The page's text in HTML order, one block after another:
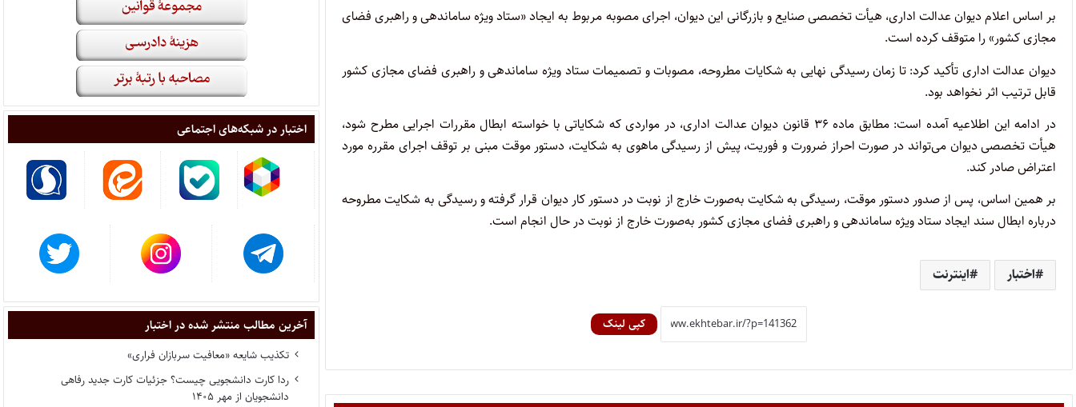
بر اساس اعلام دیوان عدالت اداری، هیأت تخصصی صنایع و بازرگانی این دیوان، اجرای مصوبه مربوط به ایجاد «ستاد ویژه ساماندهی و راهبری فضای
مجازی کشور» را متوقف کرده است.
دیوان عدالت اداری تأکید کرد: تا زمان رسیدگی نهایی به شکایات مطروحه، مصوبات و تصمیمات ستاد ویژه ساماندهی و راهبری فضای مجازی کشور
قابل ترتیب اثر نخواهد بود.
در ادامه این اطلاعیه آمده است: مطابق ماده ۳۶ قانون دیوان عدالت اداری، در مواردی که شکایاتی با خواسته ابطال مقررات اجرایی مطرح شود،
هیأت تخصصی دیوان می‌تواند در صورت احراز ضرورت و فوریت، پیش از رسیدگی ماهوی به شکایت، دستور موقت مبنی بر توقف اجرای مقرره مورد
اعتراض صادر کند.
بر همین اساس، پس از صدور دستور موقت، رسیدگی به شکایت به‌صورت خارج از نوبت در دستور کار دیوان قرار گرفته و رسیدگی به شکایت مطروحه
درباره ابطال سند ایجاد ستاد ویژه ساماندهی و راهبری فضای مجازی کشور به‌صورت خارج از نوبت در حال انجام است.
اختبار اینترنت
کپی لینک
اختبار در شبکه‌های اجتماعی
آخرین مطالب منتشر شده در اختبار
تکذیب شایعه «معافیت سربازان فراری»
ردا کارت دانشجویی چیست؟ جزئیات کارت جدید رفاهی
دانشجویان از مهر ۱۴۰۵